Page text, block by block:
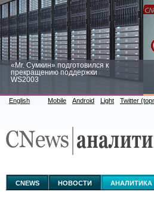
«Mr. Сумкин» подготовился к
прекращению поддержки
WS2003
аналитике
English Mobile Android Light Twitter
CNEWS НОВОСТИ АНАЛИТИКА